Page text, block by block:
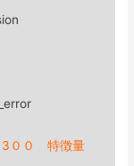
3００ 特徴量